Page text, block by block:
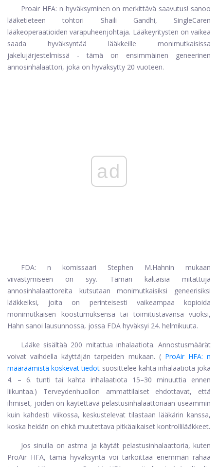
Proair HFA: n hyväksyminen on merkittävä saavutus! sanoo
lääketieteen tohtori Shaili Gandhi, SingleCaren
lääkeoperaatioiden varapuheenjohtaja. Lääkeyritysten on vaikea
saada hyväksyntää lääkkeille monimutkaisissa
jakelujärjestelmissä - tämä on ensimmäinen geneerinen
annosinhalaattori, joka on hyväksytty 20 vuoteen.
ad
FDA: n komissaari Stephen M.Hahnin mukaan
viivästymiseen on syy. Tämän kaltaisia ​​mitattuja
annosinhalaattoreita kutsutaan monimutkaisiksi geneerisiksi
lääkkeiksi, joita on perinteisesti vaikeampaa kopioida
monimutkaisen koostumuksensa tai toimitustavansa vuoksi,
Hahn sanoi lausunnossa, jossa FDA hyväksyi 24. helmikuuta.
Lääke sisältää 200 mitattua inhalaatiota. Annostusmäärät
voivat vaihdella käyttäjän tarpeiden mukaan. ( ProAir HFA: n
määräämistä koskevat tiedot suosittelee kahta inhalaatiota joka
4. – 6. tunti tai kahta inhalaatiota 15–30 minuuttia ennen
liikuntaa.) Terveydenhuollon ammattilaiset ehdottavat, että
ihmiset, joiden on käytettävä pelastusinhalaattoriaan useammin
kuin kahdesti viikossa, keskustelevat tilastaan ​​lääkärin kanssa,
koska heidän on ehkä muutettava pitkäaikaiset kontrollilääkkeet.
Jos sinulla on astma ja käytät pelastusinhalaattoria, kuten
ProAir HFA, tämä hyväksyntä voi tarkoittaa enemmän rahaa